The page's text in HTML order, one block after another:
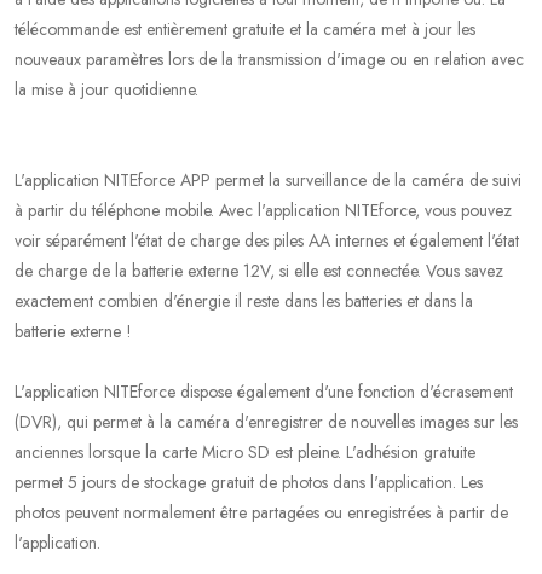
télécommande est entièrement gratuite et la caméra met à jour les
nouveaux paramètres lors de la transmission d'image ou en relation avec
la mise à jour quotidienne.
L'application NITEforce APP permet la surveillance de la caméra de suivi
à partir du téléphone mobile. Avec l'application NITEforce, vous pouvez
voir séparément l'état de charge des piles AA internes et également l'état
de charge de la batterie externe 12V, si elle est connectée. Vous savez
exactement combien d'énergie il reste dans les batteries et dans la
batterie externe !
L'application NITEforce dispose également d'une fonction d'écrasement
(DVR), qui permet à la caméra d'enregistrer de nouvelles images sur les
anciennes lorsque la carte Micro SD est pleine. L'adhésion gratuite
permet 5 jours de stockage gratuit de photos dans l'application. Les
photos peuvent normalement être partagées ou enregistrées à partir de
l'application.